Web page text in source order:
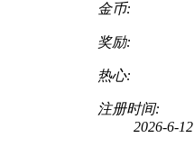
金币:
奖励:
热心:
注册时间:
2026-6-12